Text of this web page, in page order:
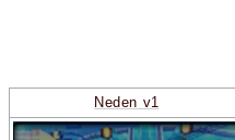
Neden v1